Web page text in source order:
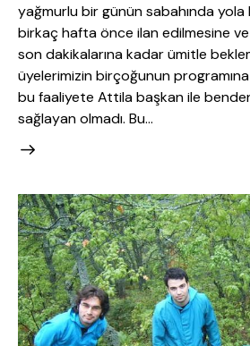
yağmurlu bir günün sabahında yola
birkaç hafta önce ilan edilmesine
son dakikalarına kadar ümitle
üyelerimizin birçoğunun
bu faaliyete Attila başkan ile
sağlayan olmadı. Bu…